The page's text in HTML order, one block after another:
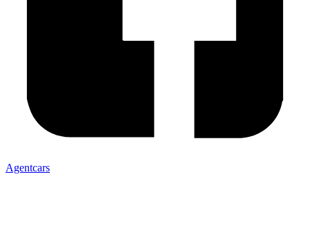
Agentcars